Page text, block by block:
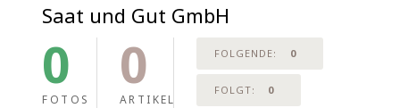
Saat und Gut GmbH
0
FOTOS
0
ARTIKEL
FOLGENDE: 0
FOLGT: 0